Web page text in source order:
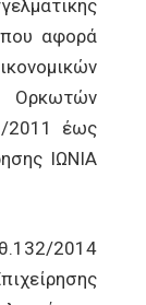
που αφορά
2011 έως
ΙΩΝΙΑ
2014